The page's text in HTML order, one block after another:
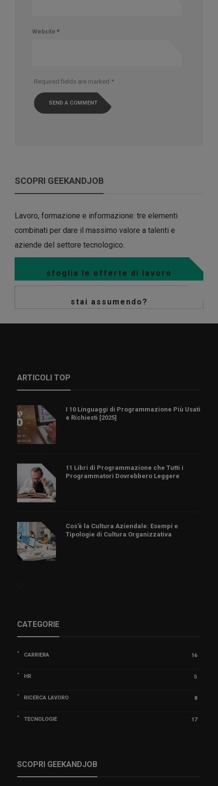
Website *
Required fields are marked *
SCOPRI GEEKANDJOB
Lavoro, formazione e informazione: tre elementi
combinati per dare il massimo valore a talenti e
aziende del settore tecnologico.
sfoglia le offerte di lavoro
stai assumendo?
ARTICOLI TOP
I 10 Linguaggi di Programmazione Più Usati
e Richiesti [2025]
11 Libri di Programmazione che Tutti i
Programmatori Dovrebbero Leggere
Cos’è la Cultura Aziendale: Esempi e
Tipologie di Cultura Organizzativa
CATEGORIE
CARRIERA 16
HR 5
RICERCA LAVORO 8
TECNOLOGIE 17
SCOPRI GEEKANDJOB